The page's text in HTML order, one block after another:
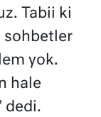
Tabii ki
sohbetler
yok.
hale
dedi.